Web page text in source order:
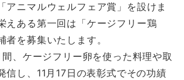
アニマルウェルフェア賞」を設けま
えある第一回は「ケージフリー鶏
者を募集いたします。
、ケージフリー卵を使った料理や取
信し、11月17日の表彰式でその功績